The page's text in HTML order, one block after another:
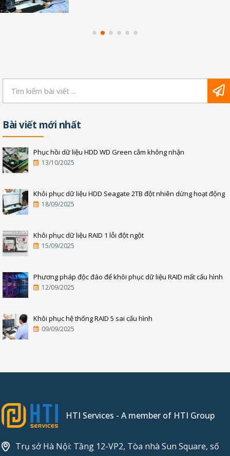
Bài viết mới nhất
Phục hồi dữ liệu HDD WD Green cắm không nhận
13/10/2025
Khôi phục dữ liệu HDD Seagate 2TB đột nhiên dừng hoạt động
18/09/2025
Khôi phục dữ liệu RAID 1 lỗi đột ngột
15/09/2025
Phương pháp độc đáo để khôi phục dữ liệu RAID mất cấu hình
12/09/2025
Khôi phục hệ thống RAID 5 sai cấu hình
09/09/2025
HTI Services - A member of HTI Group
Trụ sở Hà Nội: Tầng 12-VP2, Tòa nhà Sun Square, số